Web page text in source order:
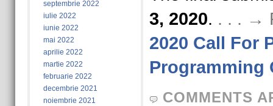
septembrie 2022
iulie 2022
iunie 2022
mai 2022
aprilie 2022
martie 2022
februarie 2022
decembrie 2021
noiembrie 2021
3, 2020. . . . →
2020 Call For
Programming
COMMENTS